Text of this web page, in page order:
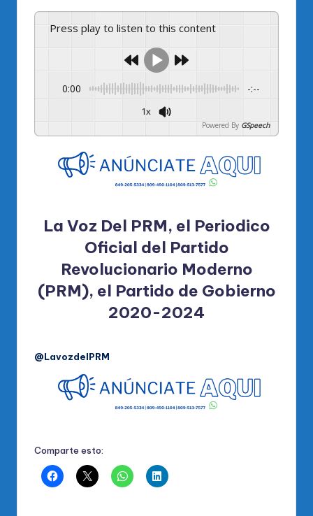
Press play to listen to this content
0:00 -:--
1x
Powered By GSpeech
La Voz Del PRM, el Periodico
Oficial del Partido
Revolucionario Moderno
(PRM), el Partido de Gobierno
2020-2024
@LavozdelPRM
Comparte esto: